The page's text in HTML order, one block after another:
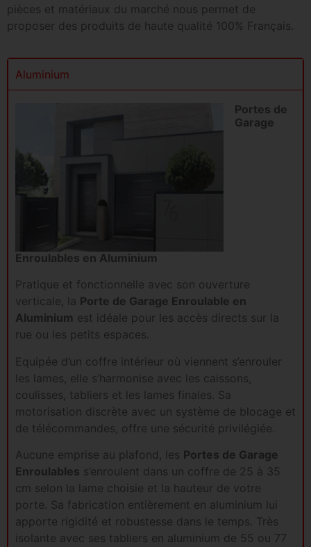
pièces et matériaux du marché nous permet de
proposer des produits de haute qualité 100% Français.
Aluminium
Portes de
Garage
Enroulables en Aluminium
Pratique et fonctionnelle avec son ouverture
verticale, la Porte de Garage Enroulable en
Aluminium est idéale pour les accès directs sur la
rue ou les petits espaces.
Equipée d’un coffre intérieur où viennent s’enrouler
les lames, elle s’harmonise avec les caissons,
coulisses, tabliers et les lames finales. Sa
motorisation discrète avec un système de blocage et
de télécommandes, offre une sécurité privilégiée.
Aucune emprise au plafond, les Portes de Garage
Enroulables s’enroulent dans un coffre de 25 à 35
cm selon la lame choisie et la hauteur de votre
porte. Sa fabrication entièrement en aluminium lui
apporte rigidité et robustesse dans le temps. Très
isolante avec ses tabliers en aluminium de 55 ou 77